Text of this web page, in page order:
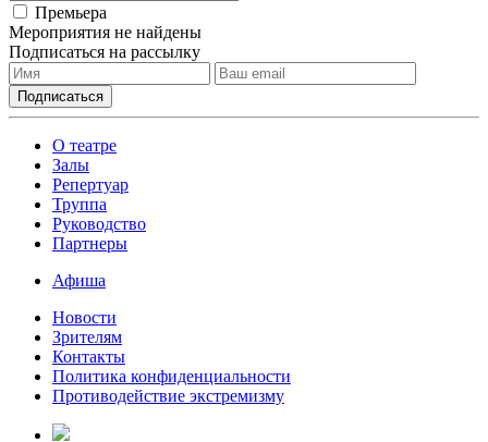
Премьера
Мероприятия не найдены
Подписаться на рассылку
О театре
Залы
Репертуар
Труппа
Руководство
Партнеры
Афиша
Новости
Зрителям
Контакты
Политика конфиденциальности
Противодействие экстремизму